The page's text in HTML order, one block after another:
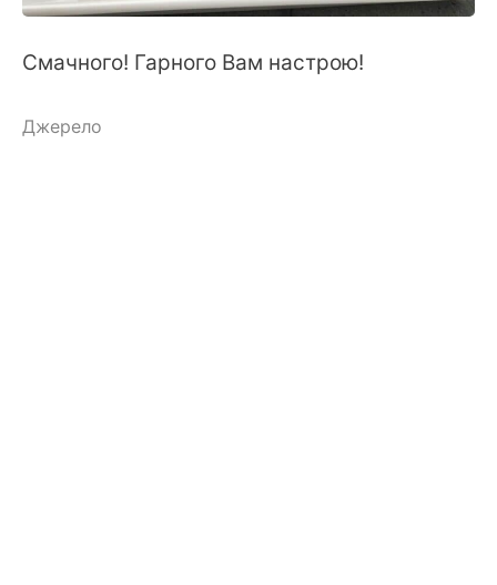
Смачного! Гарного Вам настрою!
Джерело